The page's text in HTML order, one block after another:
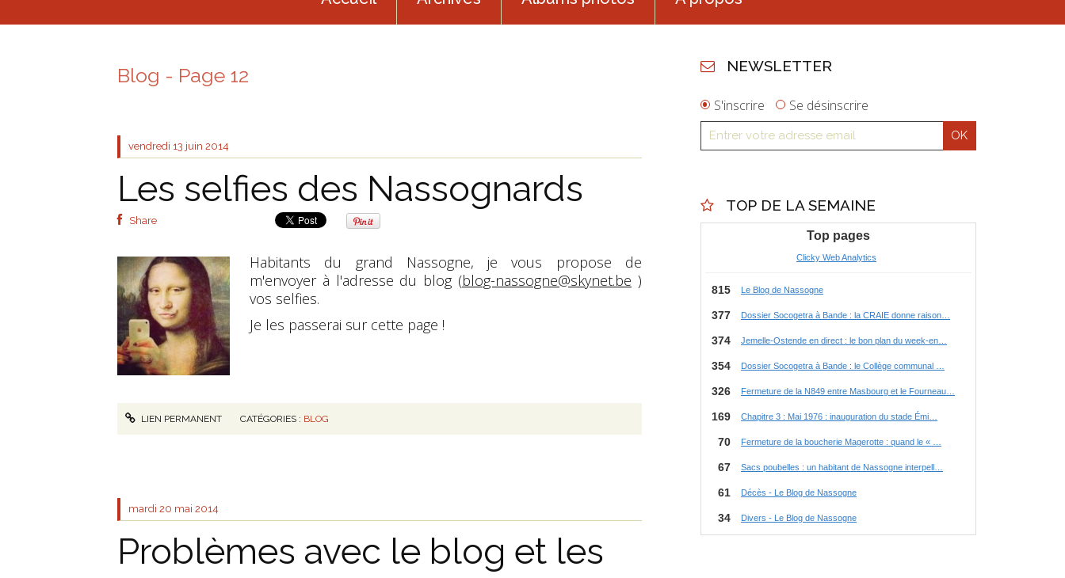
Blog - Page 12
vendredi 13 juin 2014
Les selfies des Nassognards
Share
Habitants du grand Nassogne, je vous propose de
m'envoyer à l'adresse du blog (blog-nassogne@skynet.be )
vos selfies.
Je les passerai sur cette page !
LIEN PERMANENT CATÉGORIES : BLOG
mardi 20 mai 2014
Problèmes avec le blog et les
NEWSLETTER
S'inscrire Se désinscrire
TOP DE LA SEMAINE